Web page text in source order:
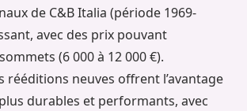
de C&B Italia (période 1969-
avec des prix pouvant
(6 000 à 12 000 €).
rééditions neuves offrent l’avantage
durables et performants, avec